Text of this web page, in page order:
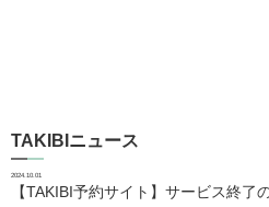
TAKIBIニュース
2024.10.01
【TAKIBI予約サイト】サービス終了